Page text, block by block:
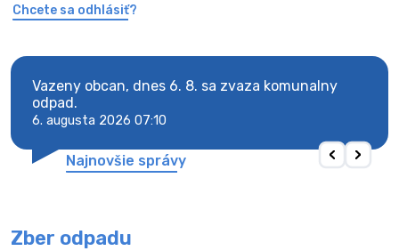
Chcete sa odhlásiť?
Vazeny obcan, dnes 6. 8. sa zvaza komunalny
odpad.
6. augusta 2026 07:10
Najnovšie správy
Zber odpadu